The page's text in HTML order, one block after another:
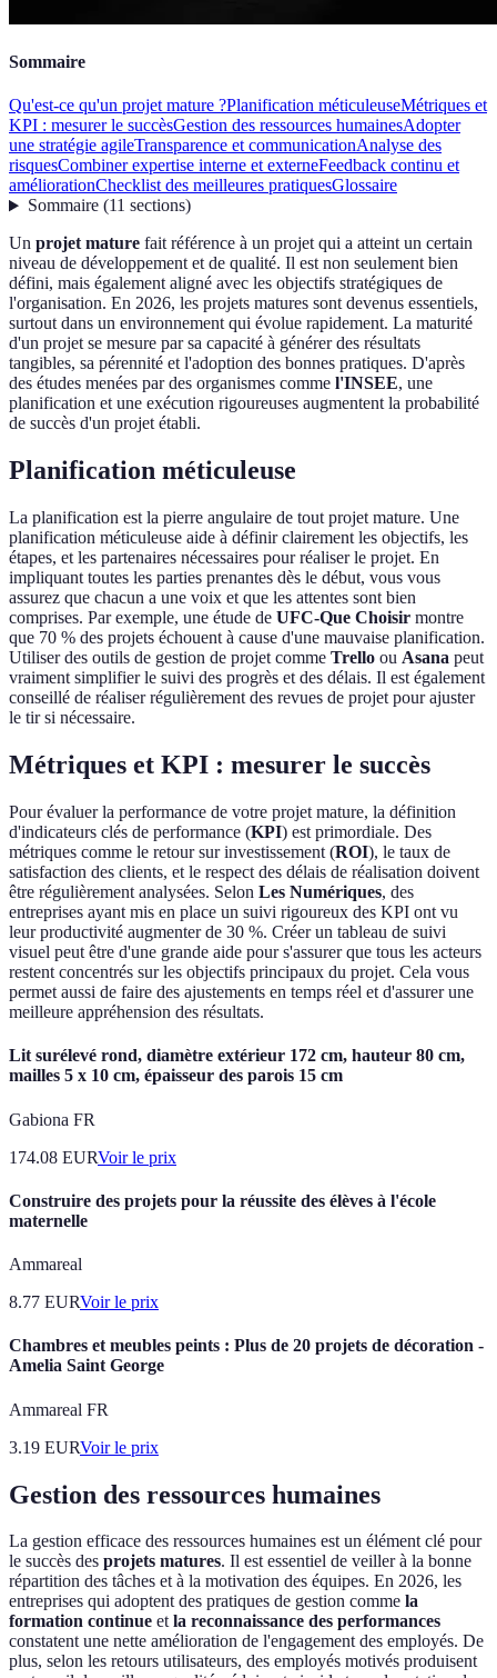
Sommaire
Qu'est-ce qu'un projet mature ?Planification méticuleuseMétriques et
KPI : mesurer le succèsGestion des ressources humainesAdopter
une stratégie agileTransparence et communicationAnalyse des
risquesCombiner expertise interne et externeFeedback continu et
améliorationChecklist des meilleures pratiquesGlossaire
Sommaire(11 sections)
Un projet mature fait référence à un projet qui a atteint un certain
niveau de développement et de qualité. Il est non seulement bien
défini, mais également aligné avec les objectifs stratégiques de
l'organisation. En 2026, les projets matures sont devenus essentiels,
surtout dans un environnement qui évolue rapidement. La maturité
d'un projet se mesure par sa capacité à générer des résultats
tangibles, sa pérennité et l'adoption des bonnes pratiques. D'après
des études menées par des organismes comme l'INSEE, une
planification et une exécution rigoureuses augmentent la probabilité
de succès d'un projet établi.
Planification méticuleuse
La planification est la pierre angulaire de tout projet mature. Une
planification méticuleuse aide à définir clairement les objectifs, les
étapes, et les partenaires nécessaires pour réaliser le projet. En
impliquant toutes les parties prenantes dès le début, vous vous
assurez que chacun a une voix et que les attentes sont bien
comprises. Par exemple, une étude de UFC-Que Choisir montre
que 70 % des projets échouent à cause d'une mauvaise planification.
Utiliser des outils de gestion de projet comme Trello ou Asana peut
vraiment simplifier le suivi des progrès et des délais. Il est également
conseillé de réaliser régulièrement des revues de projet pour ajuster
le tir si nécessaire.
Métriques et KPI : mesurer le succès
Pour évaluer la performance de votre projet mature, la définition
d'indicateurs clés de performance (KPI) est primordiale. Des
métriques comme le retour sur investissement (ROI), le taux de
satisfaction des clients, et le respect des délais de réalisation doivent
être régulièrement analysées. Selon Les Numériques, des
entreprises ayant mis en place un suivi rigoureux des KPI ont vu
leur productivité augmenter de 30 %. Créer un tableau de suivi
visuel peut être d'une grande aide pour s'assurer que tous les acteurs
restent concentrés sur les objectifs principaux du projet. Cela vous
permet aussi de faire des ajustements en temps réel et d'assurer une
meilleure appréhension des résultats.
Lit surélevé rond, diamètre extérieur 172 cm, hauteur 80 cm,
mailles 5 x 10 cm, épaisseur des parois 15 cm
Gabiona FR
174.08 EURVoir le prix
Construire des projets pour la réussite des élèves à l'école
maternelle
Ammareal
8.77 EURVoir le prix
Chambres et meubles peints : Plus de 20 projets de décoration -
Amelia Saint George
Ammareal FR
3.19 EURVoir le prix
Gestion des ressources humaines
La gestion efficace des ressources humaines est un élément clé pour
le succès des projets matures. Il est essentiel de veiller à la bonne
répartition des tâches et à la motivation des équipes. En 2026, les
entreprises qui adoptent des pratiques de gestion comme la
formation continue etla reconnaissance des performances
constatent une nette amélioration de l'engagement des employés. De
plus, selon les retours utilisateurs, des employés motivés produisent